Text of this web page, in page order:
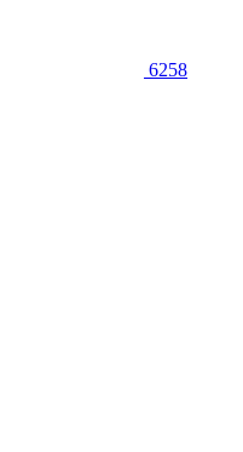
6258